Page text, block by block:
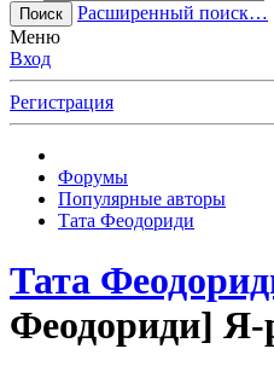
Поиск
Расширенный поиск…
Меню
Вход
Регистрация
Форумы
Популярные авторы
Тата Феодориди
Тата
Феодориди] Я-